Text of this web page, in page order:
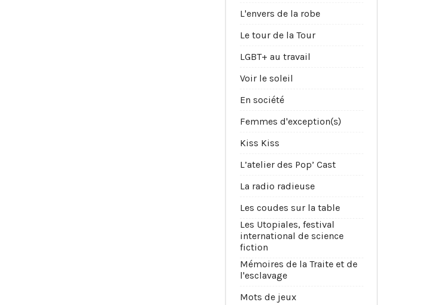
L'envers de la robe
Le tour de la Tour
LGBT+ au travail
Voir le soleil
En société
Femmes d'exception(s)
Kiss Kiss
L’atelier des Pop’ Cast
La radio radieuse
Les coudes sur la table
Les Utopiales, festival
international de science
fiction
Mémoires de la Traite et de
l'esclavage
Mots de jeux